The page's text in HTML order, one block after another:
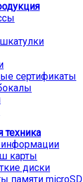
сертификаты
техника
информации
карты
диски
памяти microSD